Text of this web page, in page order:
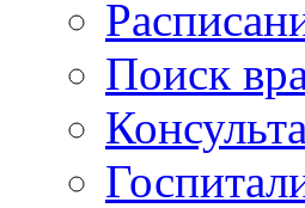
Поиск